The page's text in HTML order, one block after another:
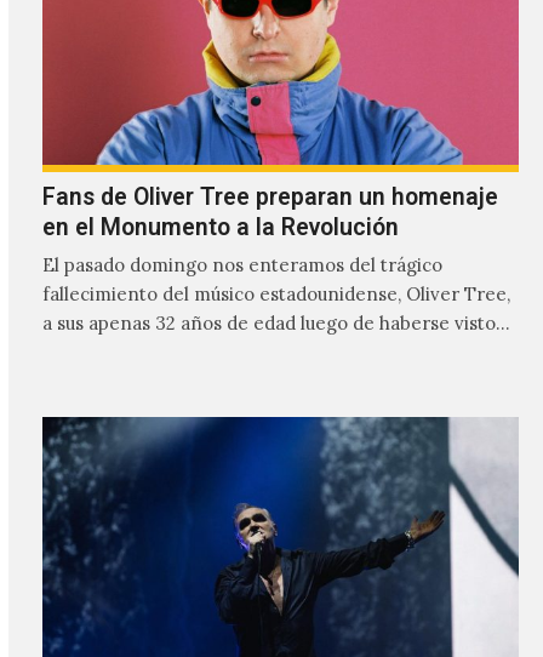
Fans de Oliver Tree preparan un homenaje
en el Monumento a la Revolución
El pasado domingo nos enteramos del trágico
fallecimiento del músico estadounidense, Oliver Tree,
a sus apenas 32 años de edad luego de haberse visto